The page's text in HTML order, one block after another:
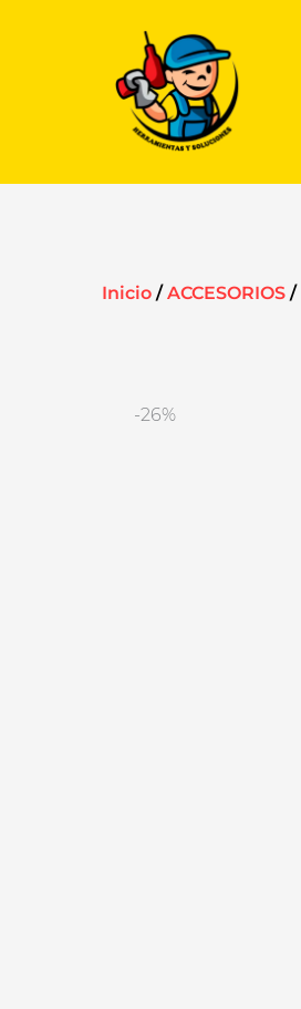
Inicio / ACCESORIOS /
-26%